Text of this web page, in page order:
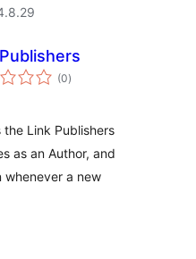
(0celkové
hodnocení
)
the Link Publishers
as an Author, and
whenever a new